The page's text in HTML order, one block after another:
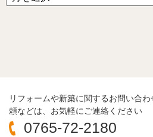
リフォームや新築に関するお問い合わ
頼などは、お気軽にご連絡ください
0765-72-2180